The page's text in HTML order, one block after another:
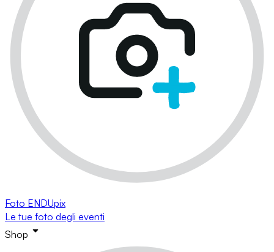
Foto ENDUpix
Le tue foto degli eventi
Shop